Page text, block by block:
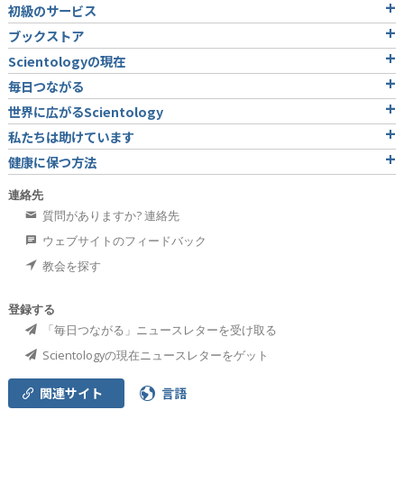
初級のサービス
ブックストア
Scientologyの現在
毎日つながる
世界に広がるScientology
私たちは助けています
健康に保つ方法
連絡先
質問がありますか? 連絡先
ウェブサイトのフィードバック
教会を探す
登録する
「毎日つながる」ニュースレターを受け取る
Scientologyの現在ニュースレターをゲット
関連サイト 言語